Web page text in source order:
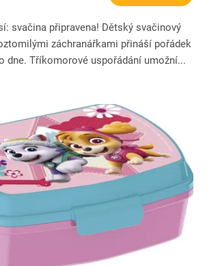
svačina připravena! Dětský svačinový
záchranářkami přináší pořádek
dne. Tříkomorové uspořádání umožní...